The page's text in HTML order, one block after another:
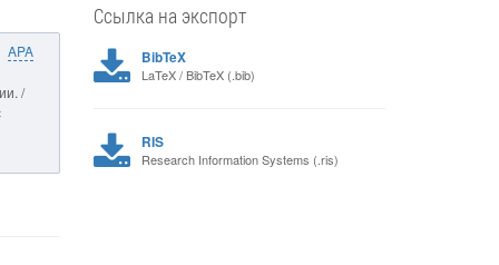
APA
/
Ссылка на экспорт
BibTeX
LaTeX / BibTeX (.bib)
RIS
Research Information Systems (.ris)